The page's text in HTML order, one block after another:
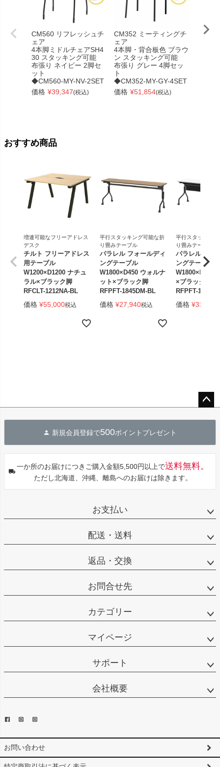
CM560 リフレッシュチ
ェア
4本脚ミドルチェアSH4
30 スタッキング可能
布張り ネイビー 2脚セ
ット
◆CM560-MY-NV-2SET
価格 ¥39,347(税込)
CM352 ミーティングチ
ェア
4本脚・背合板色 ブラウ
ン スタッキング可能
布張り グレー 4脚セッ
ト
◆CM352-MY-GY-4SET
価格 ¥51,854(税込)
おすすめ商品
増連可能なフリーアドレス
デスク
チルト フリーアドレス
用テーブル
W1200×D1200 ナチュ
ラル×ブラック脚
RFCLT-1212NA-BL
価格 ¥55,000税込
平行スタッキング可能な折
り畳みテーブル
パラレル フォールディ
ングテーブル
W1800×D450 ウォルナ
ット×ブラック脚
RFPFT-1845DM-BL
価格 ¥27,940税込
平行スタッキン
り畳みテーブル
パラレル フォ
ングテーブル
W1800×D450
×ブラック脚
RFPFT-
価格 ¥33,440
へ
新規会員登録で500ポイントプレゼント
一か所のお届けにつきご購入金額5,500円以上で送料無料。
ただし北海道、沖縄、離島へのお届けは除きます。
お支払い
配送・送料
返品・交換
お問合せ先
カテゴリー
マイページ
サポート
会社概要
お問い合わせ